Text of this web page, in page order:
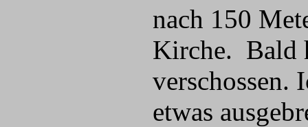
nach 150
Kirche. Bald
verschossen.
etwas